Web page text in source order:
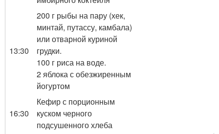
13:30
200 г рыбы на пару (хек,
минтай, путассу, камбала)
или отварной куриной
грудки.
100 г риса на воде.
2 яблока с обезжиренным
йогуртом
16:30
Кефир с порционным
куском черного
подсушенного хлеба